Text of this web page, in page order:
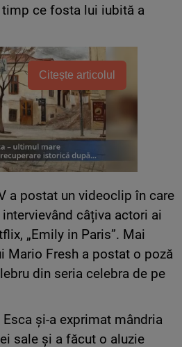
ce fosta lui iubită a
Citește articolul
a postat un videoclip în care
câțiva actori ai
„Emily in Paris”. Mai
Mario Fresh a postat o poză
din seria celebra de pe
Esca și-a exprimat mândria
sale și a făcut o aluzie